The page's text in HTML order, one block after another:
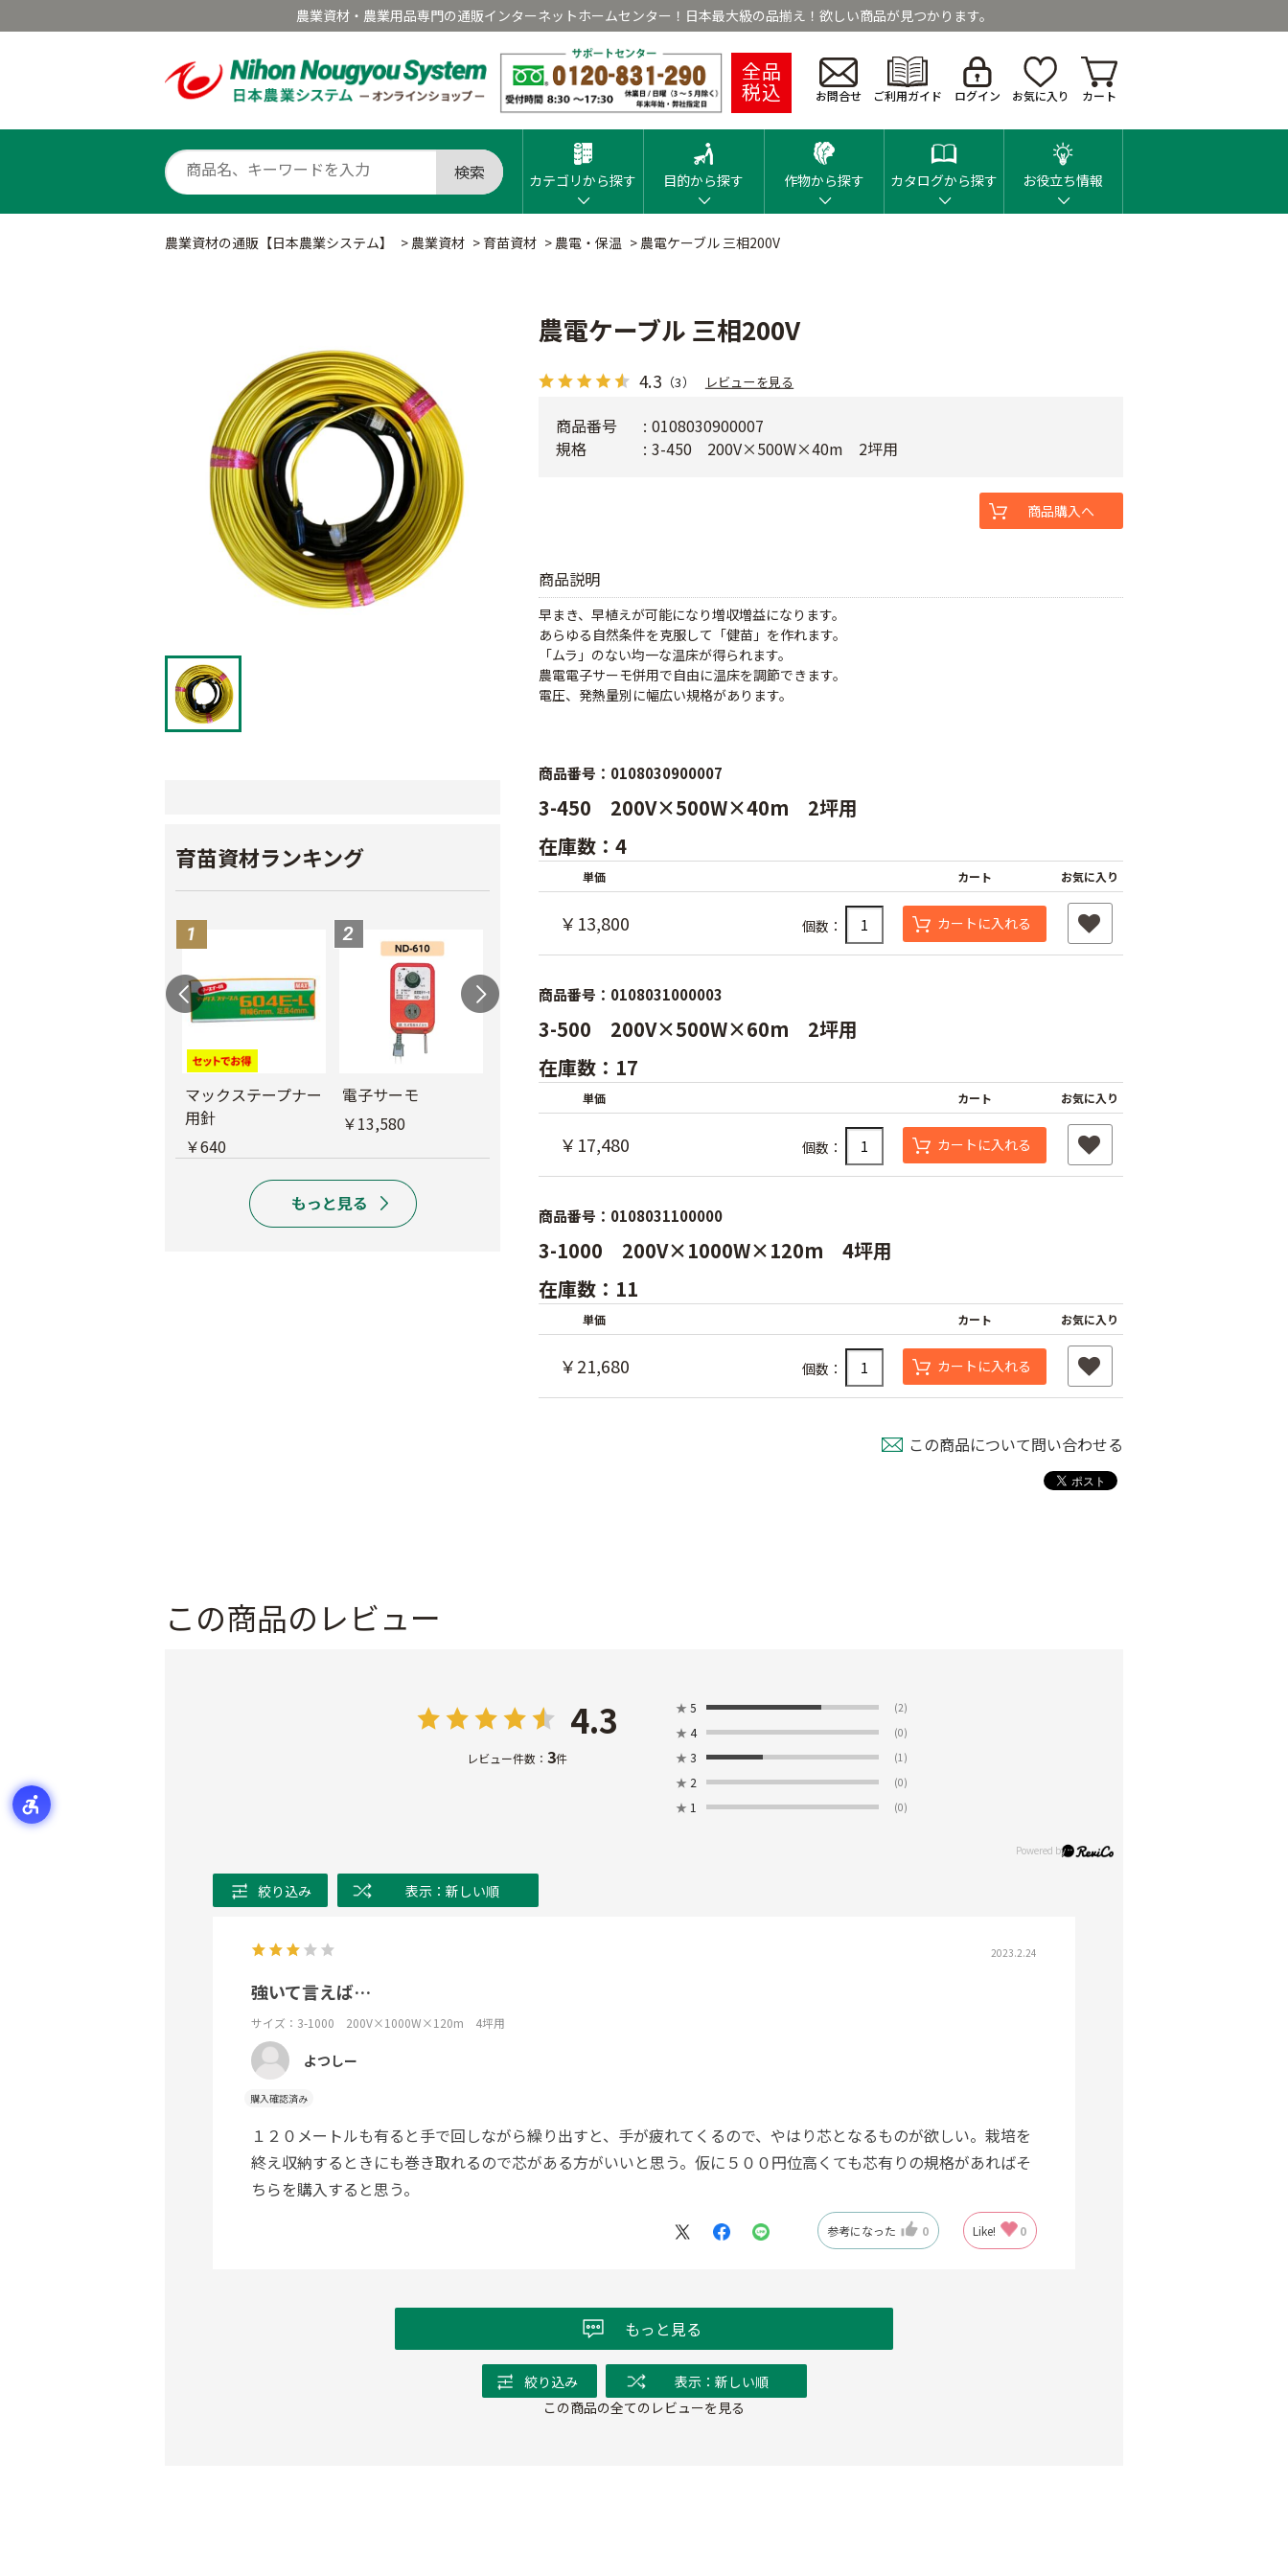
農業資材・農業用品専門の通販インターネットホームセンター！日本最大級の品揃え！欲しい商品が見つかります。
全品
税込 お問合せ ご利用ガイド ログイン お気に入り カート
検索 カテゴリから探す 目的から探す 作物から探す カタログから探す お役立ち情報
農業資材の通販【日本農業システム】 > 農業資材 > 育苗資材 > 農電・保温 > 農電ケーブル 三相200V
育苗資材ランキング
マックステープナー
用針
￥640
電子サーモ
￥13,580
農電マット 単相
クステープナー用）
￥3,480
バインダー紐 ジュ
ート
￥1,980
農電ケーブル 三相200V
4.3 （3） レビューを見る
商品説明
早まき、早植えが可能になり増収増益になります。
あらゆる自然条件を克服して「健苗」を作れます。
「ムラ」のない均一な温床が得られます。
農電電子サーモ併用で自由に温床を調節できます。
電圧、発熱量別に幅広い規格があります。
商品番号
0108030900007
規格
3-450 200V×500W×40m 2坪用
商品購入へ
商品番号：0108030900007
3-450 200V×500W×40m 2坪用
在庫数：4
単価 カート お気に入り
￥13,800 個数： カートに入れる
商品番号：0108031000003
3-500 200V×500W×60m 2坪用
在庫数：17
単価 カート お気に入り
￥17,480 個数： カートに入れる
商品番号：0108031100000
3-1000 200V×1000W×120m 4坪用
在庫数：11
単価 カート お気に入り
￥21,680 個数： カートに入れる
この商品について問い合わせる
この商品のレビュー
4.3
レビュー件数： 3件
★ 5 (2)
★ 4 (0)
★ 3 (1)
★ 2 (0)
★ 1 (0)
絞り込み 表示：新しい順
2023.2.24
強いて言えば…
サイズ：3-1000 200V×1000W×120m 4坪用
よつしー
購入確認済み
１２０メートルも有ると手で回しながら繰り出すと、手が疲れてくるので、やはり芯となるものが欲しい。栽培を
終え収納するときにも巻き取れるので芯がある方がいいと思う。仮に５００円位高くても芯有りの規格があればそ
ちらを購入すると思う。
参考になった 0 Like! 0
もっと見る
絞り込み
表示：新しい順
この商品の全てのレビューを見る